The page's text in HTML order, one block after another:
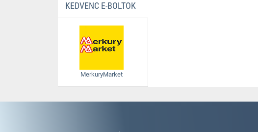
KEDVENC E-BOLTOK
MerkuryMarket